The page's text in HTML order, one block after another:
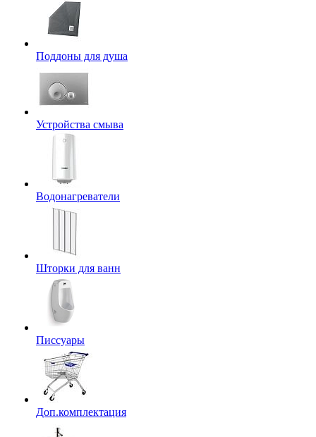
Поддоны для душа
Устройства смыва
Водонагреватели
Шторки для ванн
Писсуары
Доп.комплектация